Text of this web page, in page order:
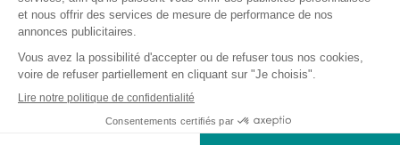
Taille XL
4.8 5- 4avis
Comparer